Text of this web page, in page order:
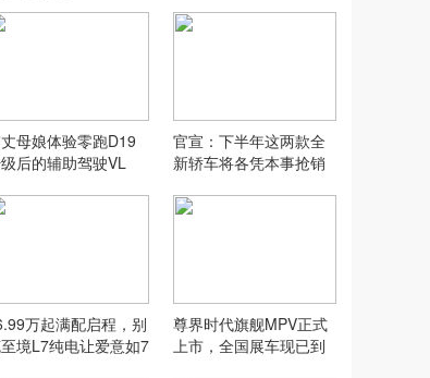
母娘体验零跑D19
后的辅助驾驶VL
官宣：下半年这两款全
新轿车将各凭本事抢销
万起满配启程，别
境L7纯电让爱意如7
尊界时代旗舰MPV正式
上市，全国展车现已到